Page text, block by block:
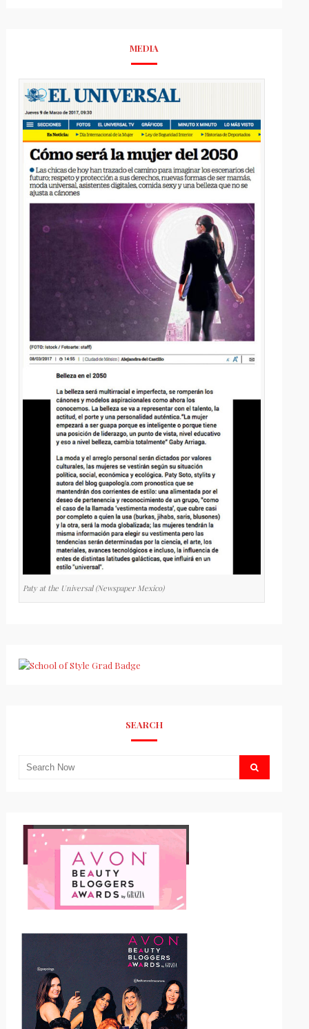
MEDIA
Paty at the Universal (Newspaper Mexico)
SEARCH